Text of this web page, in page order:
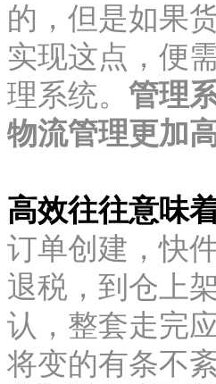
的，但是如果
实现这点，便
理系统。 管理
物流管理更加
高效往往意味
订单创建，快
退税，到仓上
认，整套走完
将变的有条不